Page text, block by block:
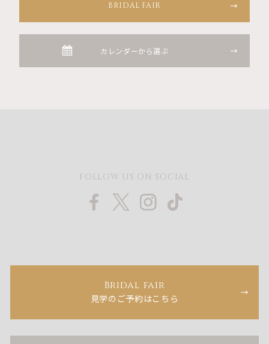
BRIDAL FAIR
カレンダーから選ぶ
FOLLOW US ON SOCIAL
Bridal fair
見学のご予約はこちら